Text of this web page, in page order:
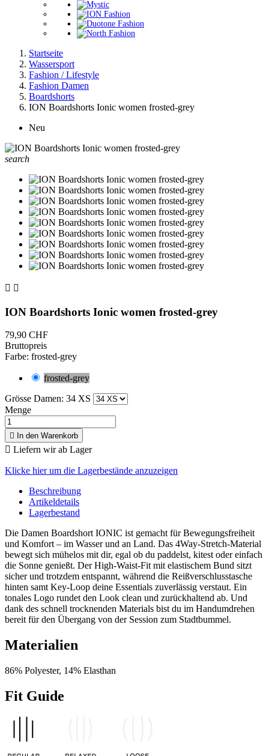
Startseite
Wassersport
Fashion / Lifestyle
Fashion Damen
Boardshorts
ION Boardshorts Ionic women frosted-grey
Neu
search
 
ION Boardshorts Ionic women frosted-grey
79,90 CHF
Bruttopreis
Farbe: frosted-grey
frosted-grey
Grösse Damen: 34 XS
Menge
 In den Warenkorb
 Liefern wir ab Lager
Klicke hier um die Lagerbestände anzuzeigen
Beschreibung
Artikeldetails
Lagerbestand
Die Damen Boardshort IONIC ist gemacht für Bewegungsfreiheit
und Komfort – im Wasser und an Land. Das 4Way‑Stretch‑Material
bewegt sich mühelos mit dir, egal ob du paddelst, kitest oder einfach
die Sonne genießt. Der High‑Waist‑Fit mit elastischem Bund sitzt
sicher und trotzdem entspannt, während die Reißverschlusstasche
hinten samt Key‑Loop deine Essentials zuverlässig verstaut. Ein
tonales Logo rundet den Look clean und zurückhaltend ab. Und
dank des schnell trocknenden Materials bist du im Handumdrehen
bereit für den Übergang von der Session zum Stadtbummel.
Materialien
86% Polyester, 14% Elasthan
Fit Guide